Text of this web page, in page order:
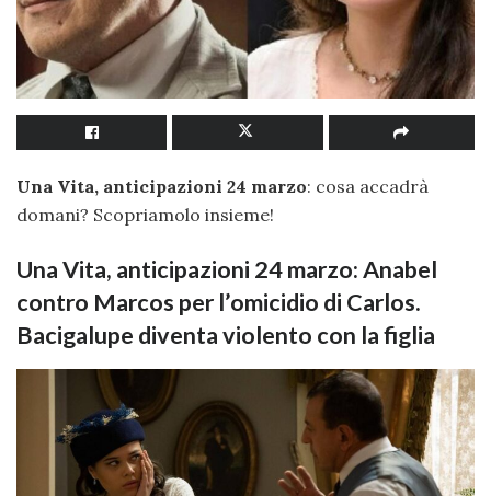
Una Vita, anticipazioni 24 marzo: cosa accadrà
domani? Scopriamolo insieme!
Una Vita, anticipazioni 24 marzo: Anabel
contro Marcos per l’omicidio di Carlos.
Bacigalupe diventa violento con la figlia